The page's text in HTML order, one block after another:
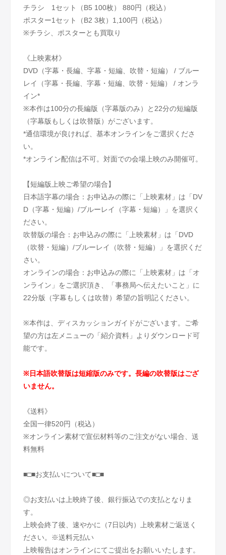
チラシ 1セット（B5 100枚） 880円（税込）
ポスター1セット（B2 3枚）1,100円（税込）
※チラシ、ポスターとも買取り
《上映素材》
DVD（字幕・長編、字幕・短編、吹替・短編） / ブルー
レイ（字幕・長編、字幕・短編、吹替・短編） / オンラ
イン*
※本作は100分の長編版（字幕版のみ）と22分の短編版
（字幕版もしくは吹替版）がございます。
*通信環境が良ければ、基本オンラインをご選択くださ
い。
*オンライン配信は不可。対面での会場上映のみ開催可。
【短編版上映ご希望の場合】
日本語字幕の場合：お申込みの際に「上映素材」は「DV
D（字幕・短編）/ブルーレイ（字幕・短編）」を選択く
ださい。
吹替版の場合：お申込みの際に「上映素材」は「DVD
（吹替・短編）/ブルーレイ（吹替・短編）」を選択くだ
さい。
オンラインの場合：お申込みの際に「上映素材」は「オ
ンライン」をご選択頂き、「事務局へ伝えたいこと」に
22分版（字幕もしくは吹替）希望の旨明記ください。
※本作は、ディスカッションガイドがございます。ご希
望の方は左メニューの「紹介資料」よりダウンロード可
能です。
※日本語吹替版は短縮版のみです。長編の吹替版はござ
いません。
《送料》
全国一律520円（税込）
※オンライン素材で宣伝材料等のご注文がない場合、送
料無料
■□■お支払いについて■□■
◎お支払いは上映終了後、銀行振込での支払となりま
す。
上映会終了後、速やかに（7日以内）上映素材ご返送く
ださい。※送料元払い
上映報告はオンラインにてご提出をお願いいたします。